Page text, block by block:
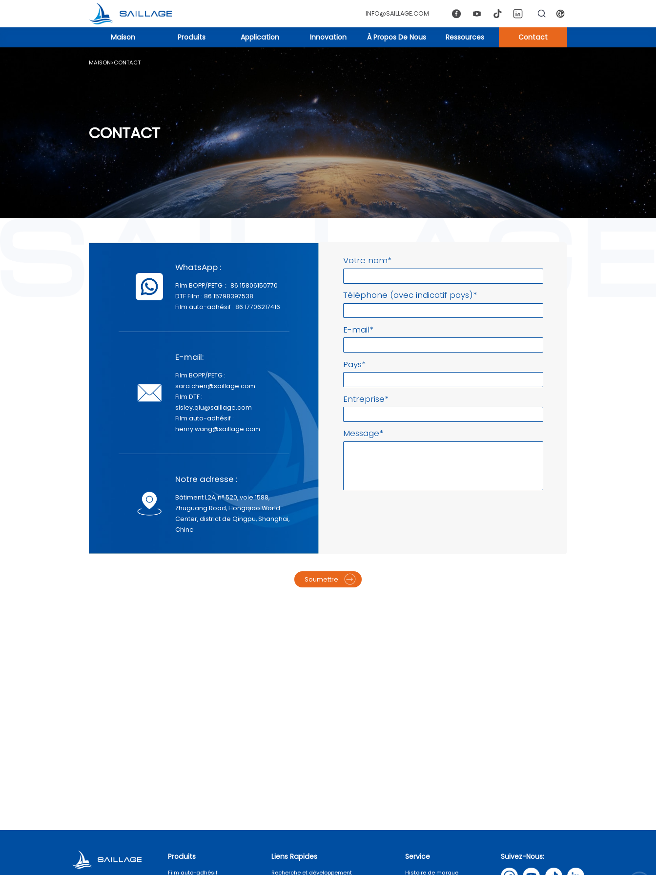
INFO@SAILLAGE.COM
Maison Produits Application Innovation À Propos De Nous Ressources Contact
CONTACT
MAISON>CONTACT
WhatsApp :
Film BOPP/PETG： 86 15806150770
DTF Film : 86 15798397538
Film auto-adhésif : 86 17706217416
E-mail:
Film BOPP/PETG :
sara.chen@saillage.com
Film DTF :
sisley.qiu@saillage.com
Film auto-adhésif :
henry.wang@saillage.com
Notre adresse :
Bâtiment L2A, n° 520, voie 1588,
Zhuguang Road, Hongqiao World
Center, district de Qingpu, Shanghai,
Chine
Votre nom*
Téléphone (avec indicatif pays)*
E-mail*
Pays*
Entreprise*
Message*
Soumettre
Produits
Film auto-adhésif
Liens Rapides
Recherche et développement
Service
Histoire de marque
Suivez-Nous: